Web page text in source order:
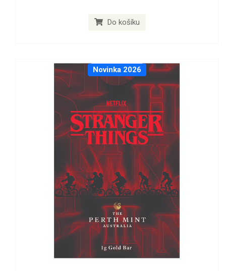
Do košíku
Novinka 2026